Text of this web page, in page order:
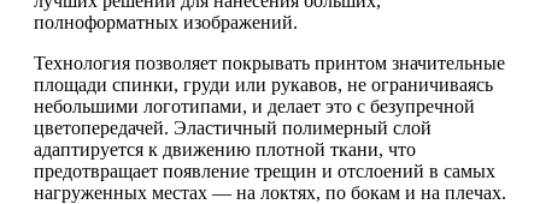
полноформатных изображений.
Технология позволяет покрывать принтом значительные
площади спинки, груди или рукавов, не ограничиваясь
небольшими логотипами, и делает это с безупречной
цветопередачей. Эластичный полимерный слой
адаптируется к движению плотной ткани, что
предотвращает появление трещин и отслоений в самых
нагруженных местах — на локтях, по бокам и на плечах.